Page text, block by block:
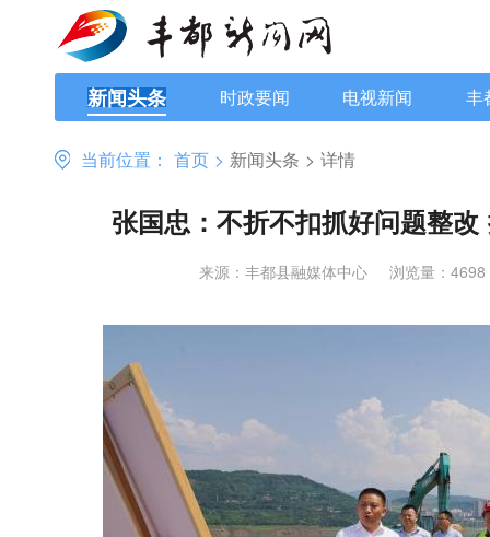
新闻头条 时政要闻 电视新闻 丰
当前位置： 首页 > 新闻头条 > 详情
张国忠：不折不扣抓好问题整
来源：丰都县融媒体中心 浏览量：4698